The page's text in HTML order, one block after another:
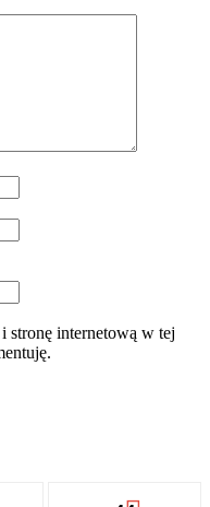
stronę internetową w tej